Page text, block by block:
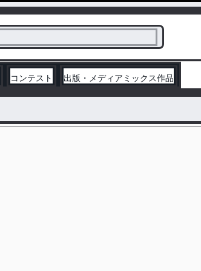
コンテスト 出版・メディアミックス作品